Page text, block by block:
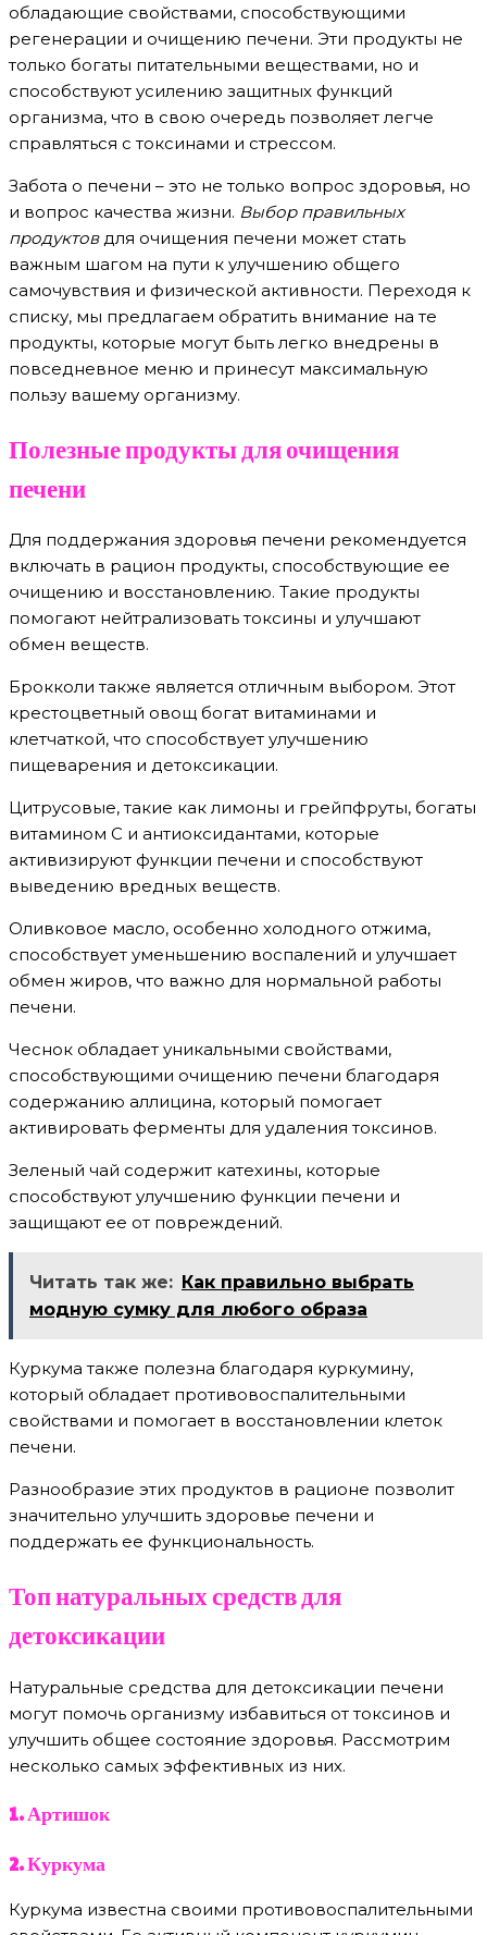
обладающие свойствами, способствующими
регенерации и очищению печени. Эти продукты не
только богаты питательными веществами, но и
способствуют усилению защитных функций
организма, что в свою очередь позволяет легче
справляться с токсинами и стрессом.
Забота о печени – это не только вопрос здоровья, но
и вопрос качества жизни. Выбор правильных
продуктовдля очищения печени может стать
важным шагом на пути к улучшению общего
самочувствия и физической активности. Переходя к
списку, мы предлагаем обратить внимание на те
продукты, которые могут быть легко внедрены в
повседневное меню и принесут максимальную
пользу вашему организму.
Полезные продукты для очищения
печени
Для поддержания здоровья печени рекомендуется
включать в рацион продукты, способствующие ее
очищению и восстановлению. Такие продукты
помогают нейтрализовать токсины и улучшают
обмен веществ.
Брокколи также является отличным выбором. Этот
крестоцветный овощ богат витаминами и
клетчаткой, что способствует улучшению
пищеварения и детоксикации.
Цитрусовые, такие как лимоны и грейпфруты, богаты
витамином C и антиоксидантами, которые
активизируют функции печени и способствуют
выведению вредных веществ.
Оливковое масло, особенно холодного отжима,
способствует уменьшению воспалений и улучшает
обмен жиров, что важно для нормальной работы
печени.
Чеснок обладает уникальными свойствами,
способствующими очищению печени благодаря
содержанию аллицина, который помогает
активировать ферменты для удаления токсинов.
Зеленый чай содержит катехины, которые
способствуют улучшению функции печени и
защищают ее от повреждений.
Читать так же: Как правильно выбрать
модную сумку для любого образа
Куркума также полезна благодаря куркумину,
который обладает противовоспалительными
свойствами и помогает в восстановлении клеток
печени.
Разнообразие этих продуктов в рационе позволит
значительно улучшить здоровье печени и
поддержать ее функциональность.
Топ натуральных средств для
детоксикации
Натуральные средства для детоксикации печени
могут помочь организму избавиться от токсинов и
улучшить общее состояние здоровья. Рассмотрим
несколько самых эффективных из них.
1. Артишок
2. Куркума
Куркума известна своими противовоспалительными